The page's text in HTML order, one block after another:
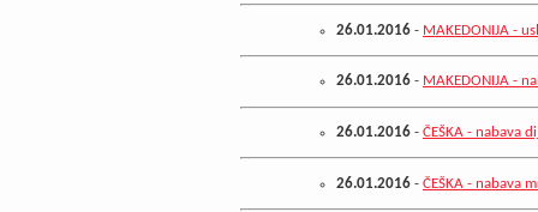
26.01.2016 - MAKEDONIJA -
26.01.2016 - MAKEDONIJA -
26.01.2016 - ČEŠKA - nabava
26.01.2016 - ČEŠKA - nabava